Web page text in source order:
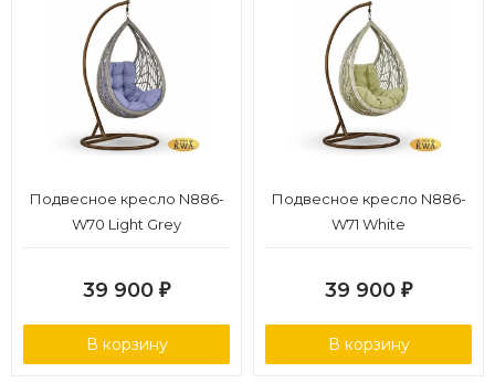
Подвесное кресло N886-
W70 Light Grey
39 900 ₽
В корзину
Подвесное кресло N886-
W71 White
39 900 ₽
В корзину